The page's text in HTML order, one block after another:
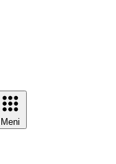
Meni